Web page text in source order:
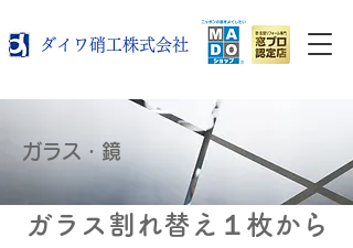
ダイワ硝工株式会社
ガラス・鏡
ガラス割れ替え１枚から